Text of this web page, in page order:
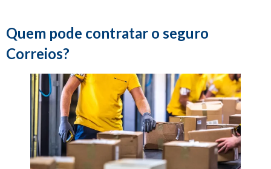
Quem pode contratar o seguro
Correios?